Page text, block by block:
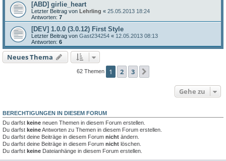
[ABD] girlie_heart
Letzter Beitrag von Lehrling « 25.05.2013 18:24
Antworten: 7
[DEV] 1.0.0 (3.0.12) First Style
Letzter Beitrag von Gast234254 « 12.05.2013 08:13
Antworten: 6
Neues Thema
62 Themen 1 2 3
Gehe zu
BERECHTIGUNGEN IN DIESEM FORUM
Du darfst keine neuen Themen in diesem Forum erstellen.
Du darfst keineAntworten zu Themen in diesem Forum erstellen.
Du darfst deine Beiträge in diesem Forum nicht ändern.
Du darfst deine Beiträge in diesem Forum nicht löschen.
Du darfst keine Dateianhänge in diesem Forum erstellen.